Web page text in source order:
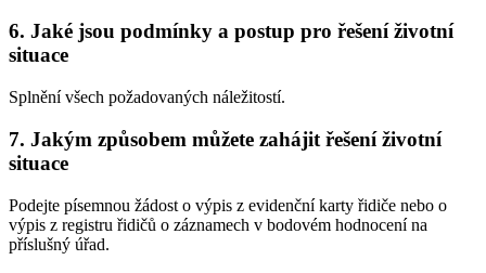
6. Jaké jsou podmínky a postup pro řešení životní
situace
Splnění všech požadovaných náležitostí.
7. Jakým způsobem můžete zahájit řešení životní
situace
Podejte písemnou žádost o výpis z evidenční karty řidiče nebo o
výpis z registru řidičů o záznamech v bodovém hodnocení na
příslušný úřad.